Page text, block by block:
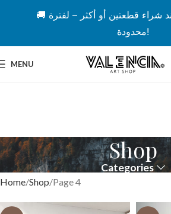
🚚 شحن مجاني عند شراء قطعتين أو أكثر – لفترة
محدودة!
MENU
Shop
Categories
Home Shop Page 4